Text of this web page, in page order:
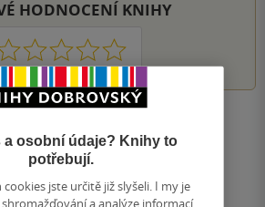
HODNOCENÍ KNIHY
1 2 3 4 5
Přidat hodnocení
a osobní údaje? Knihy to
potřebují.
jste určitě již slyšeli. I my je
a analýze informací,